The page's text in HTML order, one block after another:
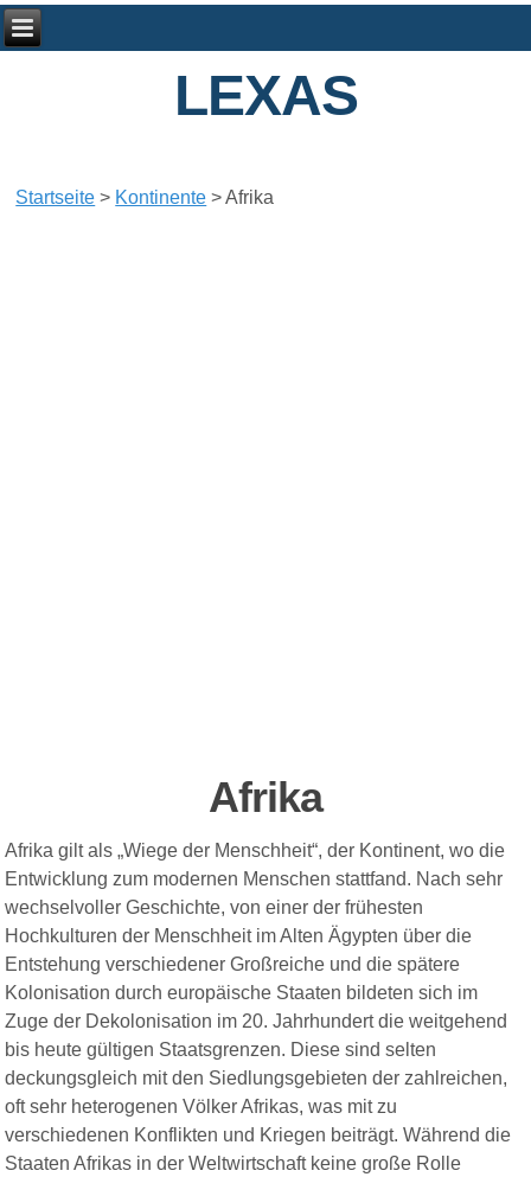
LEXAS
Startseite > Kontinente >Afrika
Afrika
Afrika gilt als „Wiege der Menschheit“, der Kontinent, wo die
Entwicklung zum modernen Menschen stattfand. Nach sehr
wechselvoller Geschichte, von einer der frühesten
Hochkulturen der Menschheit im Alten Ägypten über die
Entstehung verschiedener Großreiche und die spätere
Kolonisation durch europäische Staaten bildeten sich im
Zuge der Dekolonisation im 20. Jahrhundert die weitgehend
bis heute gültigen Staatsgrenzen. Diese sind selten
deckungsgleich mit den Siedlungsgebieten der zahlreichen,
oft sehr heterogenen Völker Afrikas, was mit zu
verschiedenen Konflikten und Kriegen beiträgt. Während die
Staaten Afrikas in der Weltwirtschaft keine große Rolle